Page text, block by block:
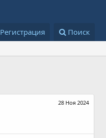
Регистрация Поиск
28 Ноя 2024